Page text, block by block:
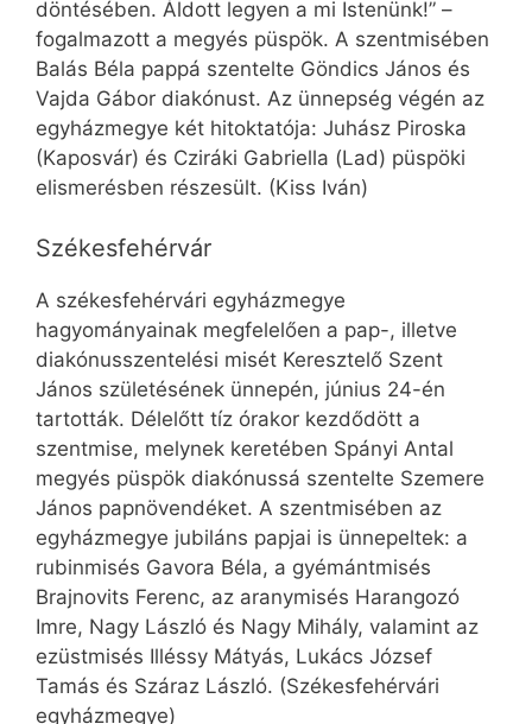
döntésében. Áldott legyen a mi Istenünk!” –
fogalmazott a megyés püspök. A szentmisében
Balás Béla pappá szentelte Göndics János és
Vajda Gábor diakónust. Az ünnepség végén az
egyházmegye két hitoktatója: Juhász Piroska
(Kaposvár) és Cziráki Gabriella (Lad) püspöki
elismerésben részesült. (Kiss Iván)
Székesfehérvár
A székesfehérvári egyházmegye
hagyományainak megfelelően a pap-, illetve
diakónusszentelési misét Keresztelő Szent
János születésének ünnepén, június 24-én
tartották. Délelőtt tíz órakor kezdődött a
szentmise, melynek keretében Spányi Antal
megyés püspök diakónussá szentelte Szemere
János papnövendéket. A szentmisében az
egyházmegye jubiláns papjai is ünnepeltek: a
rubinmisés Gavora Béla, a gyémántmisés
Brajnovits Ferenc, az aranymisés Harangozó
Imre, Nagy László és Nagy Mihály, valamint az
ezüstmisés Illéssy Mátyás, Lukács József
Tamás és Száraz László. (Székesfehérvári
egyházmegye)